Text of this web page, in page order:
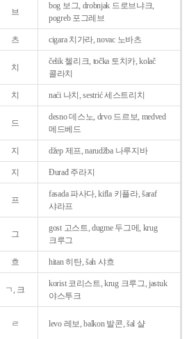
브
bog 보그, drobnjak 드로브냐크,
pogreb 포그레브
츠 cigara 치가라, novac 노바츠
치
čelik 첼리크, točka 토치카, kolač
콜라치
치 naći 나치, sestrić 세스트리치
드
desno 데스노, drvo 드르보, medved
메드베드
지 džep 제프, narudžba 나루지바
지 Ðurađ 주라지
프
fasada 파사다, kifla 키플라, šaraf
샤라프
그
gost 고스트, dugme 두그메, krug
크루그
흐 hitan 히탄, šah 샤흐
ㄱ, 크
korist 코리스트, krug 크루그, jastuk
야스투크
ㄹ levo 레보, balkon 발콘, šal 샬